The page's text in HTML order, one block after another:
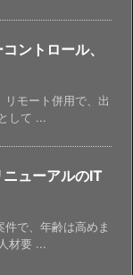
ントロール、
モート併用で、出
して ...
ニューアルのIT
で、年齢は高めま
材要 ...